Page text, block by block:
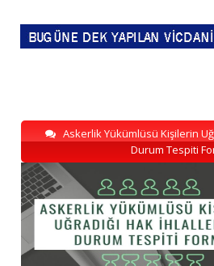
Askerlik Yükümlüsü Kişilerin
Durum Tespiti